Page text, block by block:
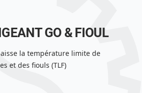
GO & FIOUL
la température limite de
et des fiouls (TLF)